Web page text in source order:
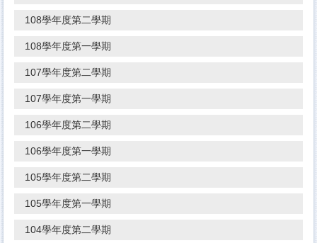
108學年度第二學期
108學年度第一學期
107學年度第二學期
107學年度第一學期
106學年度第二學期
106學年度第一學期
105學年度第二學期
105學年度第一學期
104學年度第二學期